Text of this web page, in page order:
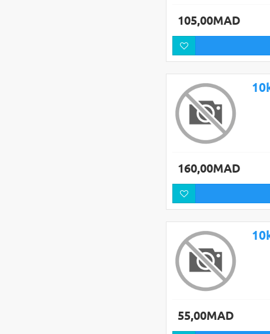
105,00MAD
160,00MAD
55,00MAD